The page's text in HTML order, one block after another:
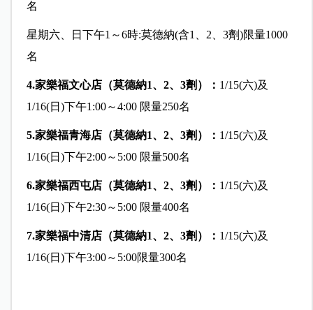
名
星期六、日下午1～6時:莫德納(含1、2、3劑)限量1000
名
4.家樂福文心店（莫德納1、2、3劑）： 1/15(六)及
1/16(日)下午1:00～4:00 限量250名
5.家樂福青海店（莫德納1、2、3劑）： 1/15(六)及
1/16(日)下午2:00～5:00 限量500名
6.家樂福西屯店（莫德納1、2、3劑）： 1/15(六)及
1/16(日)下午2:30～5:00 限量400名
7.家樂福中清店（莫德納1、2、3劑）： 1/15(六)及
1/16(日)下午3:00～5:00限量300名